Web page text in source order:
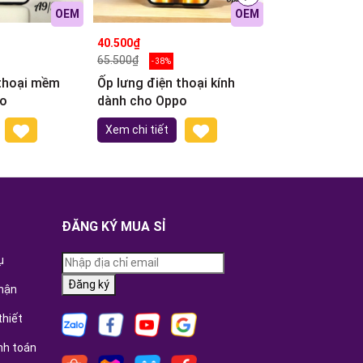
OEM
mềm
OEM
40.500₫
65.500₫
- 38%
Ốp lưng điện thoại kính
dành cho Oppo
Xem chi tiết
toán
ĐĂNG KÝ MUA SỈ
Đăng ký